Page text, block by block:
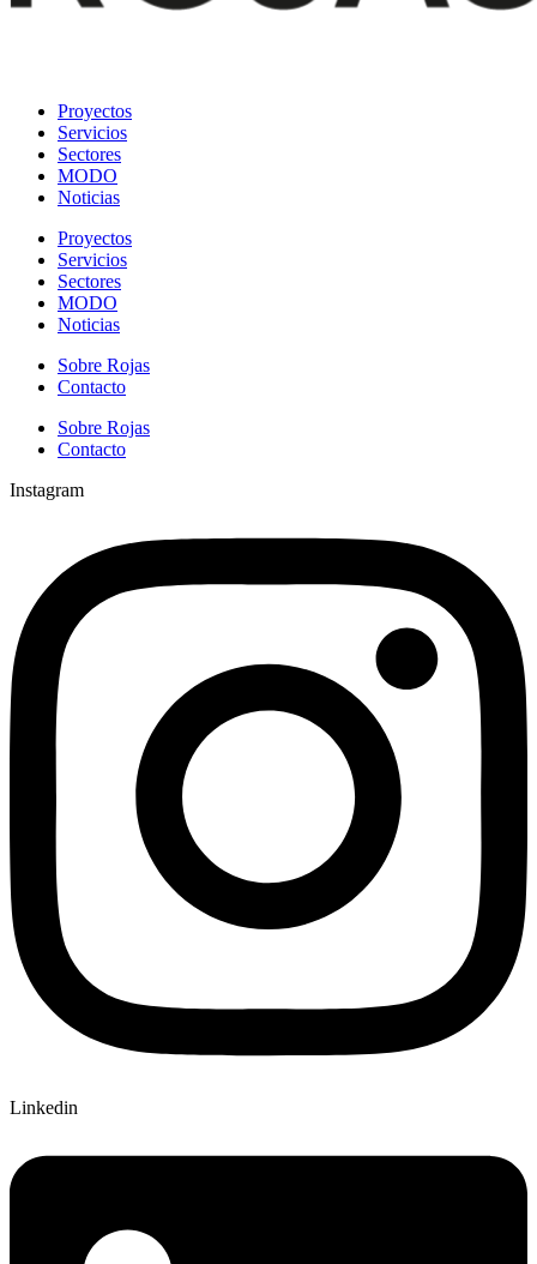
Proyectos
Servicios
Sectores
MODO
Noticias
Proyectos
Servicios
Sectores
MODO
Noticias
Sobre Rojas
Contacto
Sobre Rojas
Contacto
Instagram
Linkedin